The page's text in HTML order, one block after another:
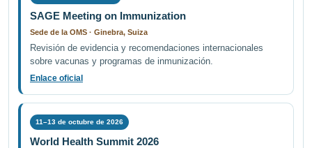
SAGE Meeting on Immunization
Sede de la OMS · Ginebra, Suiza
Revisión de evidencia y recomendaciones internacionales
sobre vacunas y programas de inmunización.
Enlace oficial
11–13 de octubre de 2026
World Health Summit 2026